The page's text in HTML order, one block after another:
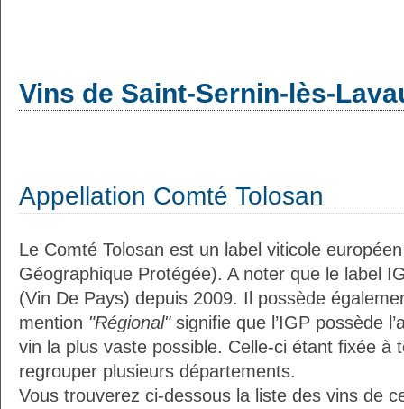
Vins de Saint-Sernin-lès-
Appellation Comté Tolosan
Le Comté Tolosan est un label viticole
Géographique Protégée). A noter que le label
(Vin De Pays) depuis 2009. Il possède
mention "Régional"signifie que l’IGP possède
vin la plus vaste possible. Celle-ci étant fixée à
regrouper plusieurs départements.
Vous trouverez ci-dessous la liste des vins de